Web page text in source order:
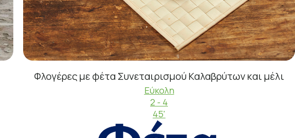
Φλογέρες με φέτα Συνεταιρισμού Καλαβρύτων και μέλι
Εύκολη
2 - 4
45'